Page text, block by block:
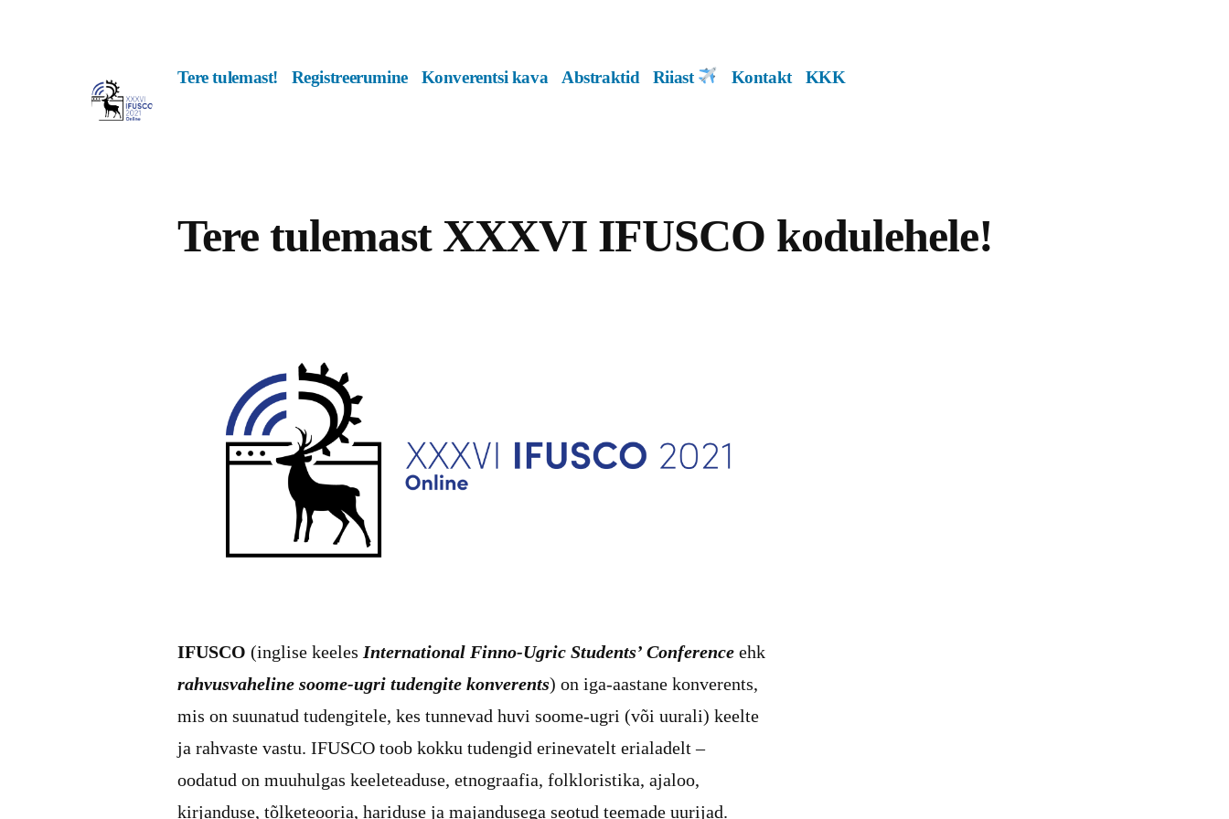
Tere tulemast! Registreerumine Konverentsi kava Abstraktid Riiast Kontakt KKK
Tere tulemast XXXVI IFUSCO kodulehele!
IFUSCO (inglise keeles International Finno-Ugric Students’ Conference ehk
rahvusvaheline soome-ugri tudengite konverents) on iga-aastane konverents,
mis on suunatud tudengitele, kes tunnevad huvi soome-ugri (või uurali) keelte
ja rahvaste vastu. IFUSCO toob kokku tudengid erinevatelt erialadelt –
oodatud on muuhulgas keeleteaduse, etnograafia, folkloristika, ajaloo,
kirjanduse, tõlketeooria, hariduse ja majandusega seotud teemade uurijad.